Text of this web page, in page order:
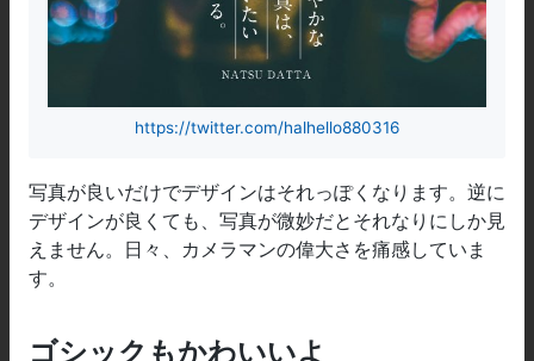
https://twitter.com/halhello880316
写真が良いだけでデザインはそれっぽくなります。逆に
デザインが良くても、写真が微妙だとそれなりにしか見
えません。日々、カメラマンの偉大さを痛感していま
す。
ゴシックもかわいいよ